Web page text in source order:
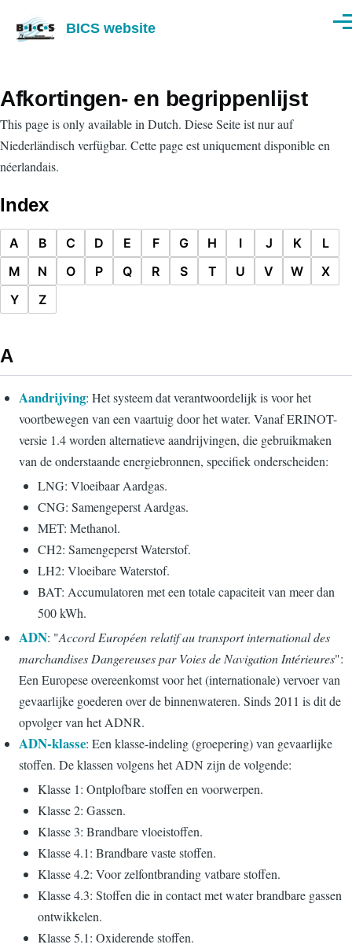
BICS website
Afkortingen- en begrippenlijst
This page is only available in Dutch. Diese Seite ist nur auf
Niederländisch verfügbar. Cette page est uniquement disponible en
néerlandais.
Index
A B C D E F G H I J K
L
M
N O P Q R S T U V W
X
Y
Z
A
Aandrijving: Het systeem dat verantwoordelijk is voor het
voortbewegen van een vaartuig door het water. Vanaf ERINOT-
versie 1.4 worden alternatieve aandrijvingen, die gebruikmaken
van de onderstaande energiebronnen, specifiek onderscheiden:
LNG: Vloeibaar Aardgas.
CNG: Samengeperst Aardgas.
MET: Methanol.
CH2: Samengeperst Waterstof.
LH2: Vloeibare Waterstof.
BAT: Accumulatoren met een totale capaciteit van meer dan
500 kWh.
ADN: "Accord Européen relatif au transport international des
marchandises Dangereuses par Voies de Navigation Intérieures":
Een Europese overeenkomst voor het (internationale) vervoer van
gevaarlijke goederen over de binnenwateren. Sinds 2011 is dit de
opvolger van het ADNR.
ADN-klasse: Een klasse-indeling (groepering) van gevaarlijke
stoffen. De klassen volgens het ADN zijn de volgende:
Klasse 1: Ontplofbare stoffen en voorwerpen.
Klasse 2: Gassen.
Klasse 3: Brandbare vloeistoffen.
Klasse 4.1: Brandbare vaste stoffen.
Klasse 4.2: Voor zelfontbranding vatbare stoffen.
Klasse 4.3: Stoffen die in contact met water brandbare gassen
ontwikkelen.
Klasse 5.1: Oxiderende stoffen.